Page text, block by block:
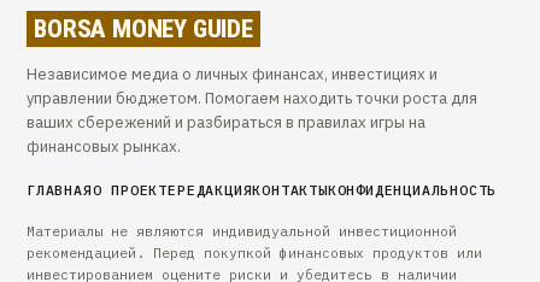
BORSA MONEY GUIDE
Независимое медиа о личных финансах, инвестициях и
управлении бюджетом. Помогаем находить точки роста для
ваших сбережений и разбираться в правилах игры на
финансовых рынках.
ГЛАВНАЯО ПРОЕКТЕРЕДАКЦИЯКОНТАКТЫКОНФИДЕНЦИАЛЬНОСТЬ
Материалы не являются индивидуальной инвестиционной
рекомендацией. Перед покупкой финансовых продуктов или
инвестированием оцените риски и убедитесь в наличии